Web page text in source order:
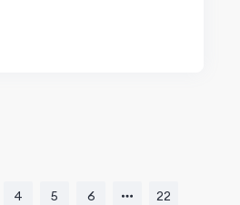
4 5 6 22